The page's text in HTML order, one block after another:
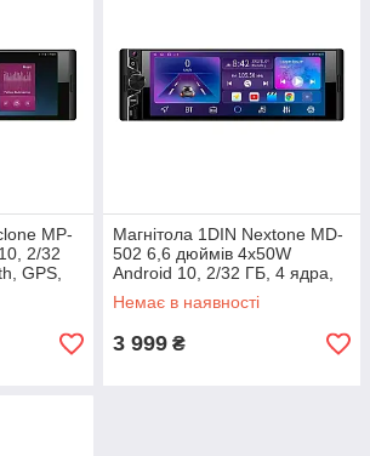
MP-
2/32
GPS,
Магнітола 1DIN Nextone MD-
502 6,6 дюймів 4x50W
Android 10, 2/32 ГБ, 4 ядра,
WIFI, Bluetooth, GPS, CarPlay,
Android Auto
Немає в наявності
3 999 ₴